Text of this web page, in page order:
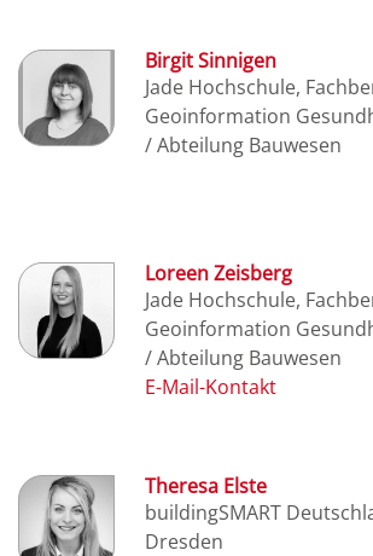
Birgit Sinnigen
Jade Hochschule,
Geoinformation
/ Abteilung Bauwesen
Loreen Zeisberg
Jade Hochschule,
Geoinformation
/ Abteilung Bauwesen
Theresa Elste
buildingSMART
Dresden